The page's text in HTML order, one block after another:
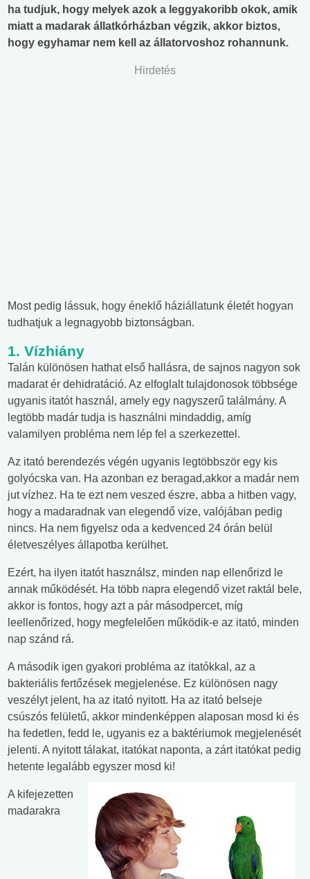
ha tudjuk, hogy melyek azok a leggyakoribb okok, amik
miatt a madarak állatkórházban végzik, akkor biztos,
hogy egyhamar nem kell az állatorvoshoz rohannunk.
Hirdetés
Most pedig lássuk, hogy éneklő háziállatunk életét hogyan
tudhatjuk a legnagyobb biztonságban.
1. Vízhiány
Talán különösen hathat első hallásra, de sajnos nagyon sok
madarat ér dehidratáció. Az elfoglalt tulajdonosok többsége
ugyanis itatót használ, amely egy nagyszerű találmány. A
legtöbb madár tudja is használni mindaddig, amíg
valamilyen probléma nem lép fel a szerkezettel.
Az itató berendezés végén ugyanis legtöbbször egy kis
golyócska van. Ha azonban ez beragad,akkor a madár nem
jut vízhez. Ha te ezt nem veszed észre, abba a hitben vagy,
hogy a madaradnak van elegendő vize, valójában pedig
nincs. Ha nem figyelsz oda a kedvenced 24 órán belül
életveszélyes állapotba kerülhet.
Ezért, ha ilyen itatót használsz, minden nap ellenőrizd le
annak működését. Ha több napra elegendő vizet raktál bele,
akkor is fontos, hogy azt a pár másodpercet, míg
leellenőrized, hogy megfelelően működik-e az itató, minden
nap szánd rá.
A második igen gyakori probléma az itatókkal, az a
bakteriális fertőzések megjelenése. Ez különösen nagy
veszélyt jelent, ha az itató nyitott. Ha az itató belseje
csúszós felületű, akkor mindenképpen alaposan mosd ki és
ha fedetlen, fedd le, ugyanis ez a baktériumok megjelenését
jelenti. A nyitott tálakat, itatókat naponta, a zárt itatókat pedig
hetente legalább egyszer mosd ki!
A kifejezetten
madarakra